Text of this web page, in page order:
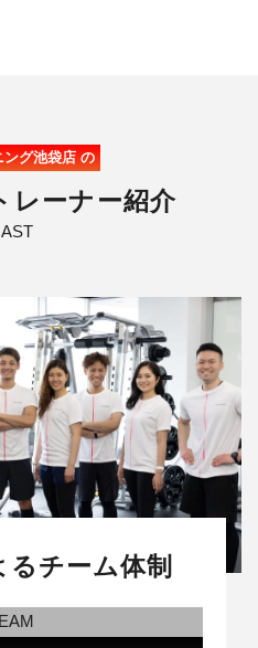
ング池袋店 の
レーナ ー紹介
チーム体制